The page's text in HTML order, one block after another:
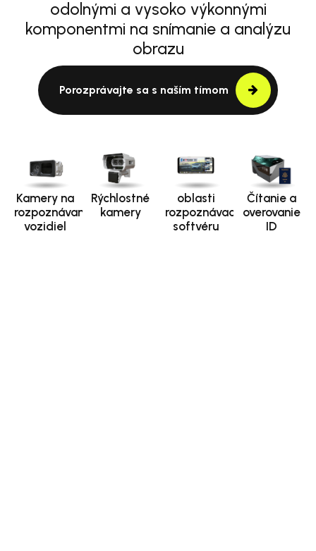
odolnými a vysoko výkonnými
komponentmi na snímanie a analýzu
obrazu
Porozprávajte sa s naším tímom
Kamery na
rozpoznávanie
vozidiel
Rýchlostné
kamery
oblasti
rozpoznávacieho
softvéru
Čítanie a
overovanie
ID